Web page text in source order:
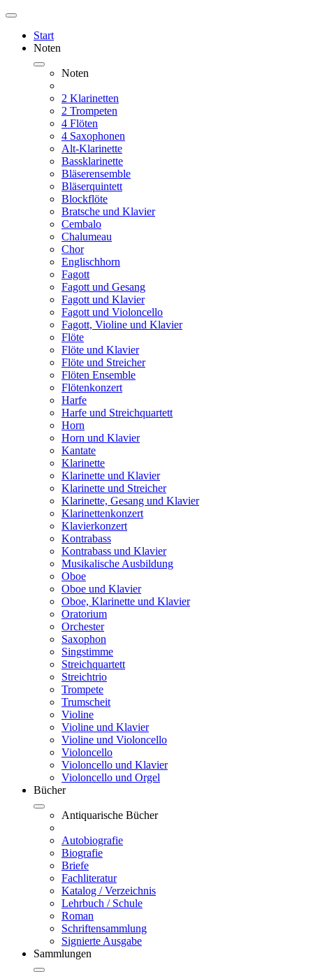
Start
Noten
Noten
2 Klarinetten
2 Trompeten
4 Flöten
4 Saxophonen
Alt-Klarinette
Bassklarinette
Bläserensemble
Bläserquintett
Blockflöte
Bratsche und Klavier
Cembalo
Chalumeau
Chor
Englischhorn
Fagott
Fagott und Gesang
Fagott und Klavier
Fagott und Violoncello
Fagott, Violine und Klavier
Flöte
Flöte und Klavier
Flöte und Streicher
Flöten Ensemble
Flötenkonzert
Harfe
Harfe und Streichquartett
Horn
Horn und Klavier
Kantate
Klarinette
Klarinette und Klavier
Klarinette und Streicher
Klarinette, Gesang und Klavier
Klarinettenkonzert
Klavierkonzert
Kontrabass
Kontrabass und Klavier
Musikalische Ausbildung
Oboe
Oboe und Klavier
Oboe, Klarinette und Klavier
Oratorium
Orchester
Saxophon
Singstimme
Streichquartett
Streichtrio
Trompete
Trumscheit
Violine
Violine und Klavier
Violine und Violoncello
Violoncello
Violoncello und Klavier
Violoncello und Orgel
Bücher
Antiquarische Bücher
Autobiografie
Biografie
Briefe
Fachliteratur
Katalog / Verzeichnis
Lehrbuch / Schule
Roman
Schriftensammlung
Signierte Ausgabe
Sammlungen